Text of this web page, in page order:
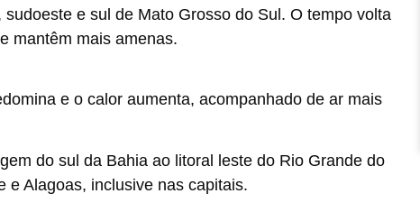
e sul de Mato Grosso do Sul. O tempo volta
mantêm mais amenas.
e o calor aumenta, acompanhado de ar mais
do sul da Bahia ao litoral leste do Rio Grande do
e Alagoas, inclusive nas capitais.